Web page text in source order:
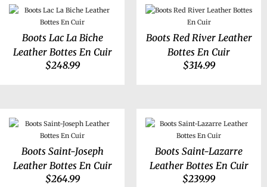
Boots Lac La Biche
Leather Bottes En Cuir
$248.99
Boots Red River Leather
Bottes En Cuir
$314.99
Boots Saint-Joseph
Leather Bottes En Cuir
$264.99
Boots Saint-Lazarre
Leather Bottes En Cuir
$239.99